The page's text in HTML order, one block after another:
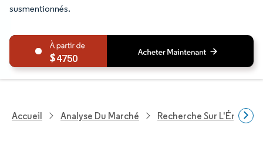
susmentionnés.
4750
Accueil Analyse Du Marché Recherche Sur